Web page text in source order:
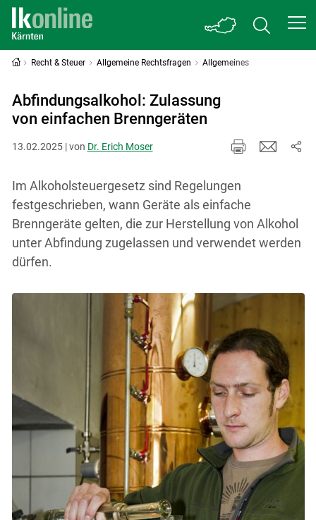
Recht & Steuer Allgemeine Rechtsfragen Allgemeines
Abfindungsalkohol: Zulassung
von einfachen Brenngeräten
13.02.2025 | von Dr. Erich Moser
Im Alkoholsteuergesetz sind Regelungen
festgeschrieben, wann Geräte als einfache
Brenngeräte gelten, die zur Herstellung von Alkohol
unter Abfindung zugelassen und verwendet werden
dürfen.